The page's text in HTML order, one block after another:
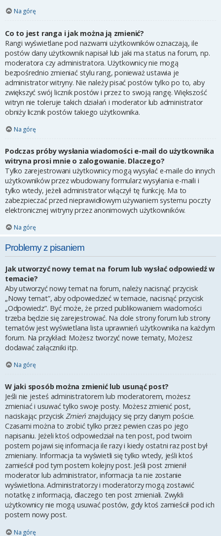
Na górę
Co to jest ranga i jak można ją zmienić?
Rangi wyświetlane pod nazwami użytkowników oznaczają, ile
postów dany użytkownik napisał lub jaki ma status na forum, np.
moderatora czy administratora. Użytkownicy nie mogą
bezpośrednio zmieniać stylu rang, ponieważ ustawia je
administrator witryny. Nie należy pisać postów tylko po to, aby
zwiększyć swój licznik postów i przez to swoją rangę. Większość
witryn nie toleruje takich działań i moderator lub administrator
obniży licznik postów takiego użytkownika.
Na górę
Podczas próby wysłania wiadomości e-mail do użytkownika
witryna prosi mnie o zalogowanie. Dlaczego?
Tylko zarejestrowani użytkownicy mogą wysyłać e-maile do innych
użytkowników przez wbudowany formularz wysyłania e-maili i
tylko wtedy, jeżeli administrator włączył tę funkcję. Ma to
zabezpieczać przed nieprawidłowym używaniem systemu poczty
elektronicznej witryny przez anonimowych użytkowników.
Na górę
Problemy z pisaniem
Jak utworzyć nowy temat na forum lub wysłać odpowiedź w
temacie?
Aby utworzyć nowy temat na forum, należy nacisnąć przycisk
„Nowy temat”, aby odpowiedzieć w temacie, nacisnąć przycisk
„Odpowiedz”. Być może, że przed publikowaniem wiadomości
trzeba będzie się zarejestrować. Na dole strony forum lub strony
tematów jest wyświetlana lista uprawnień użytkownika na każdym
forum. Na przykład: Możesz tworzyć nowe tematy, Możesz
dodawać załączniki itp.
Na górę
W jaki sposób można zmienić lub usunąć post?
Jeśli nie jesteś administratorem lub moderatorem, możesz
zmieniać i usuwać tylko swoje posty. Możesz zmienić post,
naciskając przycisk Zmień znajdujący się przy danym poście.
Czasami można to zrobić tylko przez pewien czas po jego
napisaniu. Jeżeli ktoś odpowiedział na ten post, pod twoim
postem pojawi się informacja ile razy i kiedy ostatni raz post był
zmieniany. Informacja ta wyświetli się tylko wtedy, jeśli ktoś
zamieścił pod tym postem kolejny post. Jeśli post zmienił
moderator lub administrator, informacja ta nie zostanie
wyświetlona. Administratorzy i moderatorzy mogą zostawić
notatkę z informacją, dlaczego ten post zmieniali. Zwykli
użytkownicy nie mogą usuwać postów, gdy ktoś zamieścił pod ich
postem nowy post.
Na górę